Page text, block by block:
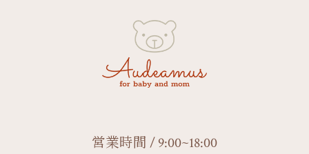
営業時間 / 9:00~18:00